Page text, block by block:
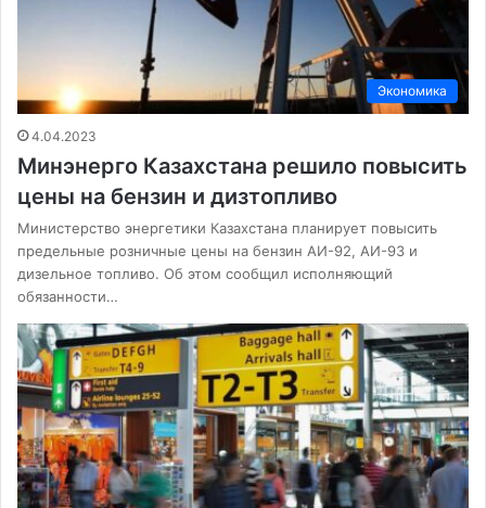
Экономика
4.04.2023
Минэнерго Казахстана решило повысить
цены на бензин и дизтопливо
Министерство энергетики Казахстана планирует повысить
предельные розничные цены на бензин АИ-92, АИ-93 и
дизельное топливо. Об этом сообщил исполняющий
обязанности…